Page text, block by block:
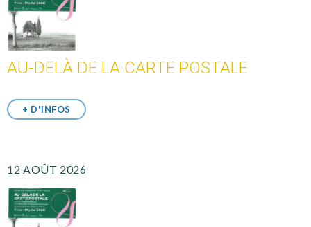
AU-DELÀ DE LA CARTE POSTALE
+ D'INFOS
12 AOÛT 2026